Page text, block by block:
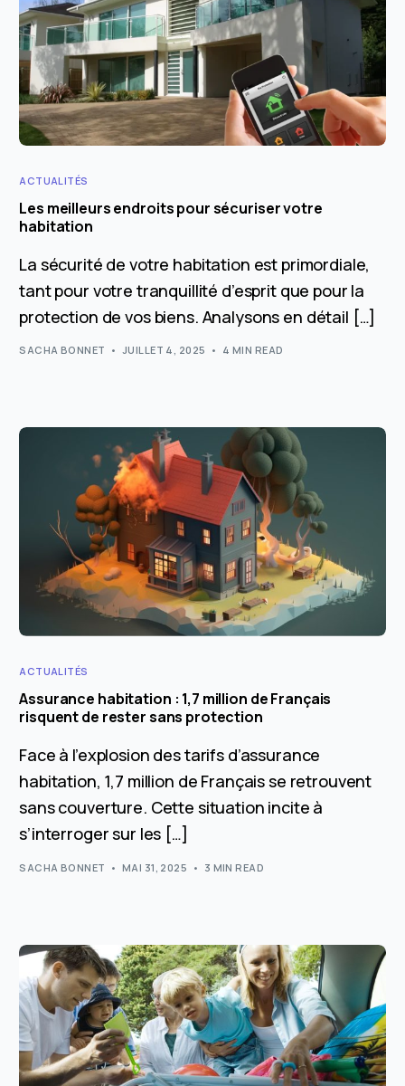
ACTUALITÉS
Les meilleurs endroits pour sécuriser votre
habitation
La sécurité de votre habitation est primordiale,
tant pour votre tranquillité d’esprit que pour la
protection de vos biens. Analysons en détail […]
SACHA BONNET JUILLET 4, 2025 4 MIN READ
ACTUALITÉS
Assurance habitation : 1,7 million de Français
risquent de rester sans protection
Face à l’explosion des tarifs d’assurance
habitation, 1,7 million de Français se retrouvent
sans couverture. Cette situation incite à
s’interroger sur les […]
SACHA BONNET MAI 31, 2025 3 MIN READ